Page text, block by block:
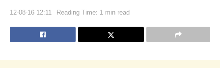
12-08-16 12:11 Reading Time: 1 min read